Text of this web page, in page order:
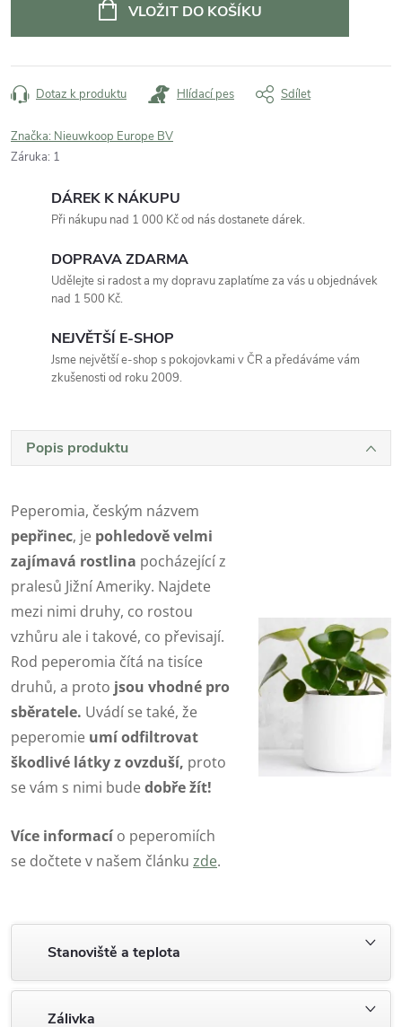
VLOŽIT DO KOŠÍKU
Dotaz k produktu Hlídací pes Sdílet
Značka: Nieuwkoop Europe BV
Záruka: 1
DÁREK K NÁKUPU
Při nákupu nad 1 000 Kč od nás dostanete dárek.
DOPRAVA ZDARMA
Udělejte si radost a my dopravu zaplatíme za vás u objednávek
nad 1 500 Kč.
NEJVĚTŠÍ E-SHOP
Jsme největší e-shop s pokojovkami v ČR a předáváme vám
zkušenosti od roku 2009.
Popis produktu
Peperomia, českým názvem
pepřinec, je pohledově velmi
zajímavá rostlina pocházející z
pralesů Jižní Ameriky. Najdete
mezi nimi druhy, co rostou
vzhůru ale i takové, co převisají.
Rod peperomia čítá na tisíce
druhů, a proto jsou vhodné pro
sběratele. Uvádí se také, že
peperomie umí odfiltrovat
škodlivé látky z ovzduší, proto
se vám s nimi budedobře žít!
Více informacío peperomiích
se dočtete v našem článku zde.
Stanoviště a teplota
Zálivka